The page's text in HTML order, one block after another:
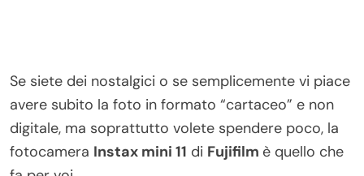
Se siete dei nostalgici o se semplicemente vi piace
avere subito la foto in formato “cartaceo” e non
digitale, ma soprattutto volete spendere poco, la
fotocamera Instax mini 11 di Fujifilm è quello che